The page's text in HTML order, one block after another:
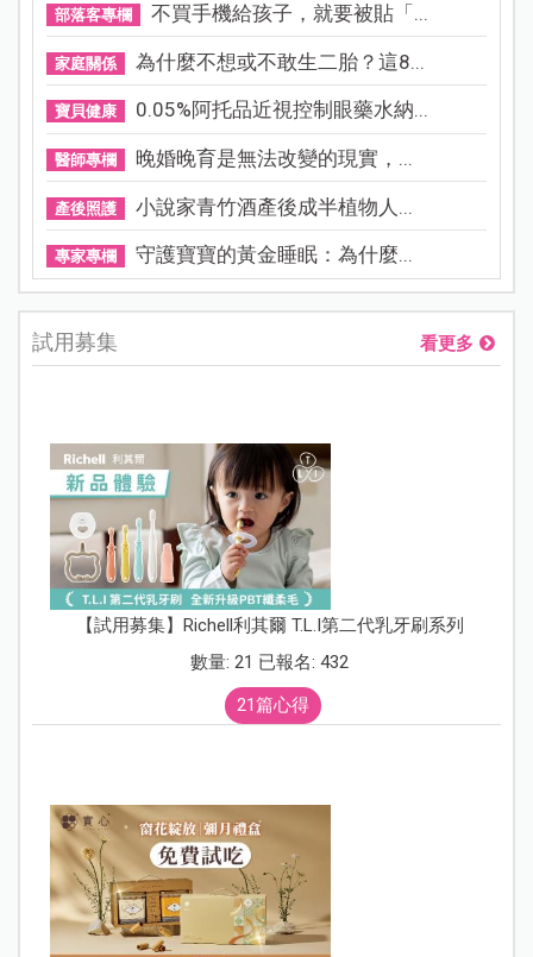
部落客專欄 不買手機給孩子，就要被貼「...
家庭關係 為什麼不想或不敢生二胎？這8...
寶貝健康 0.05%阿托品近視控制眼藥水納...
醫師專欄 晚婚晚育是無法改變的現實，...
產後照護 小說家青竹酒產後成半植物人...
專家專欄 守護寶寶的黃金睡眠：為什麼...
試用募集 看更多
【試用募集】Richell利其爾 T.L.I第二代乳牙刷系列
數量: 21 已報名: 432
21篇心得